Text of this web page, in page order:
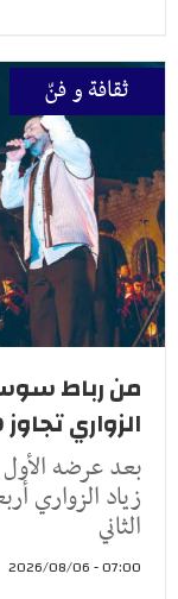
ثقافة و فنّ
من رباط
الزواري تجاوز 100 كمان وجازف بالعوامرية
بعد عرضه
زياد الزواري
الثاني
07:00 - 2026/08/06